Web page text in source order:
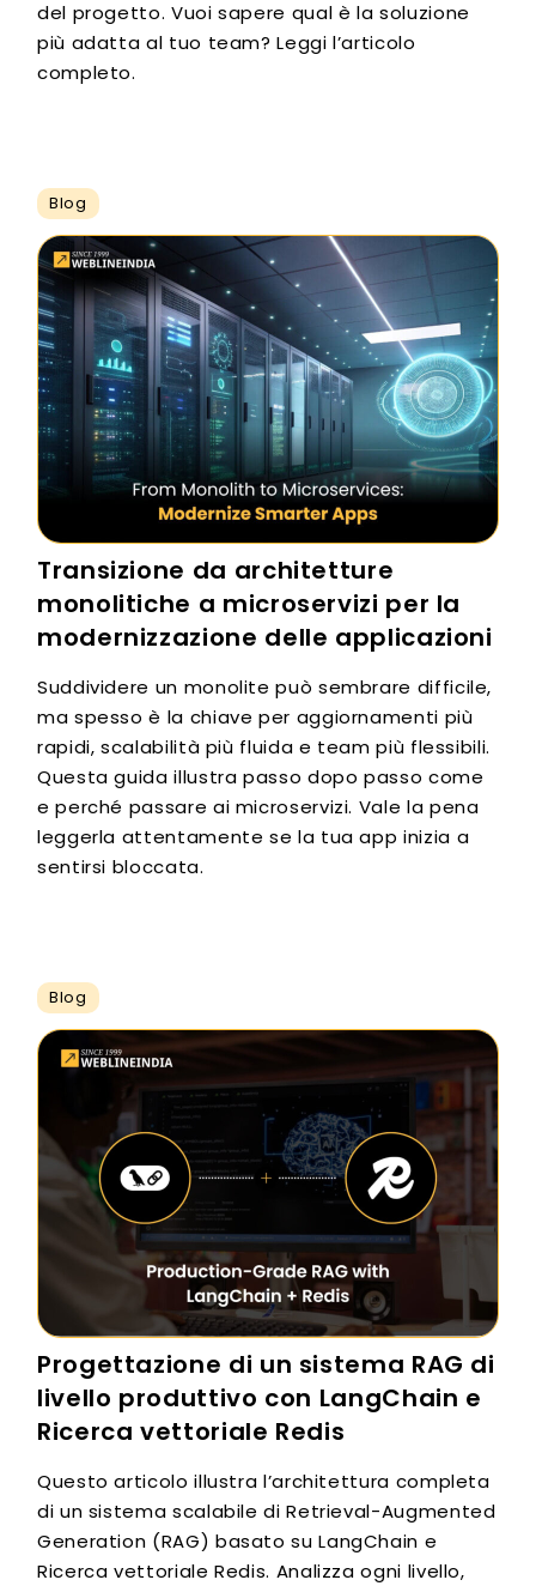
del progetto. Vuoi sapere qual è la soluzione
più adatta al tuo team? Leggi l’articolo
completo.
Blog
Transizione da architetture
monolitiche a microservizi per la
modernizzazione delle applicazioni
Suddividere un monolite può sembrare difficile,
ma spesso è la chiave per aggiornamenti più
rapidi, scalabilità più fluida e team più flessibili.
Questa guida illustra passo dopo passo come
e perché passare ai microservizi. Vale la pena
leggerla attentamente se la tua app inizia a
sentirsi bloccata.
Blog
Progettazione di un sistema RAG di
livello produttivo con LangChain e
Ricerca vettoriale Redis
Questo articolo illustra l’architettura completa
di un sistema scalabile di Retrieval-Augmented
Generation (RAG) basato su LangChain e
Ricerca vettoriale Redis. Analizza ogni livello,